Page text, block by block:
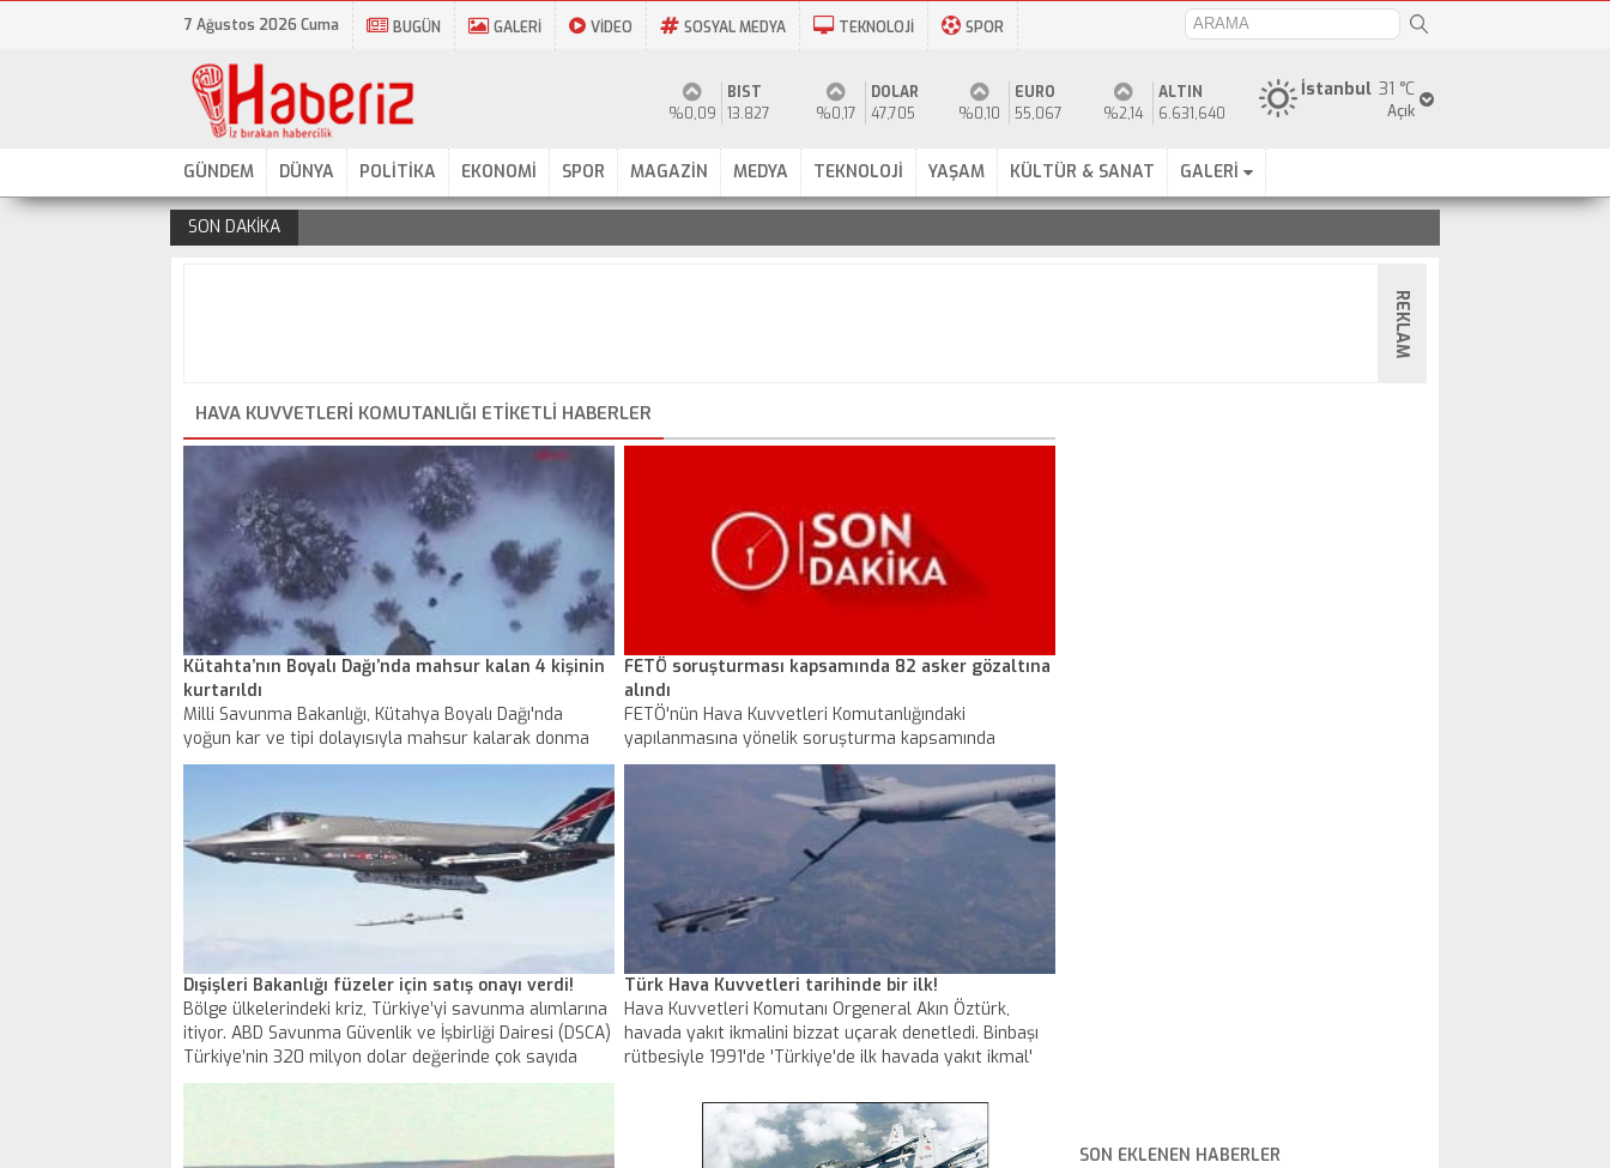
7 Ağustos 2026 Cuma BUGÜN GALERİ VİDEO SOSYAL MEDYA TEKNOLOJİ SPOR
31 °C
İstanbul
Açık
%0,09
BIST
13.827
%0,17
DOLAR
47,705
%0,10
EURO
55,067
%2,14
ALTIN
6.631,640
GÜNDEM DÜNYA POLİTİKA EKONOMİ SPOR MAGAZİN MEDYA TEKNOLOJİ YAŞAM KÜLTÜR & SANAT GALERİ
SON DAKİKA
REKLAM
HAVA KUVVETLERI KOMUTANLIĞI ETIKETLI HABERLER
Kütahta’nın Boyalı Dağı’nda mahsur kalan 4 kişinin
kurtarıldı
Milli Savunma Bakanlığı, Kütahya Boyalı Dağı'nda
yoğun kar ve tipi dolayısıyla mahsur kalarak donma
tehlikesi geçiren 4 kişinin kurtarılması anına ilişkin
FETÖ soruşturması kapsamında 82 asker gözaltına
alındı
FETÖ'nün Hava Kuvvetleri Komutanlığındaki
yapılanmasına yönelik soruşturma kapsamında
tamamı muvazzaf 82 asker hakkında gözaltı kararı
Dışişleri Bakanlığı füzeler için satış onayı verdi!
Bölge ülkelerindeki kriz, Türkiye’yi savunma alımlarına
itiyor. ABD Savunma Güvenlik ve İşbirliği Dairesi (DSCA)
Türkiye’nin 320 milyon dolar değerinde çok sayıda
gelişmiş AMRAAM füzesi satın almak için talepte
Türk Hava Kuvvetleri tarihinde bir ilk!
Hava Kuvvetleri Komutanı Orgeneral Akın Öztürk,
havada yakıt ikmalini bizzat uçarak denetledi. Binbaşı
rütbesiyle 1991'de 'Türkiye'de ilk havada yakıt ikmal'
SON EKLENEN HABERLER